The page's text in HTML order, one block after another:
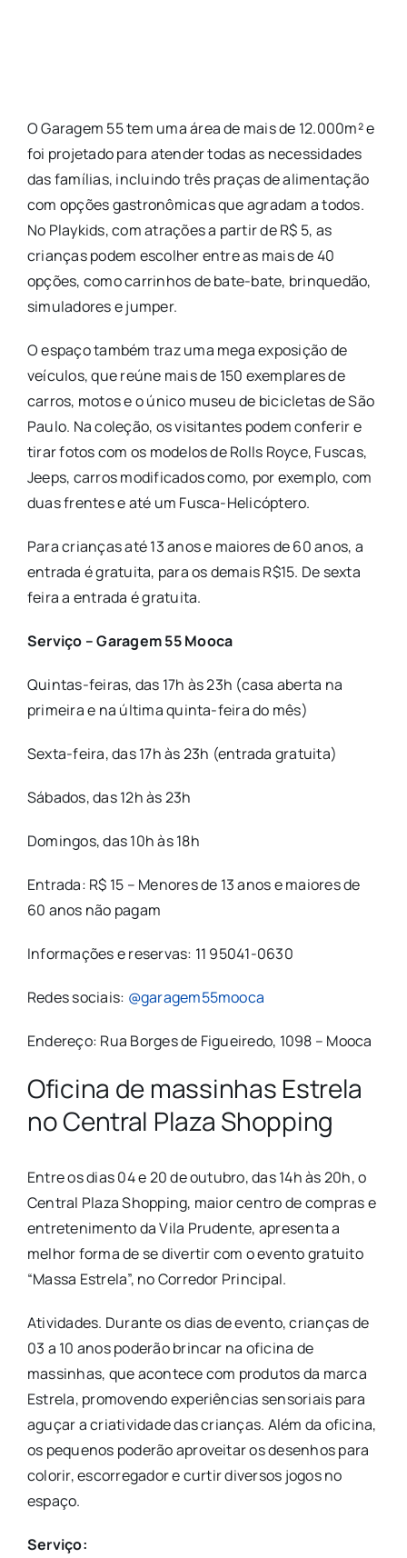
O Garagem 55 tem uma área de mais de 12.000m² e
foi projetado para atender todas as necessidades
das famílias, incluindo três praças de alimentação
com opções gastronômicas que agradam a todos.
No Playkids, com atrações a partir de R$ 5, as
crianças podem escolher entre as mais de 40
opções, como carrinhos de bate-bate, brinquedão,
simuladores e jumper.
O espaço também traz uma mega exposição de
veículos, que reúne mais de 150 exemplares de
carros, motos e o único museu de bicicletas de São
Paulo. Na coleção, os visitantes podem conferir e
tirar fotos com os modelos de Rolls Royce, Fuscas,
Jeeps, carros modificados como, por exemplo, com
duas frentes e até um Fusca-Helicóptero.
Para crianças até 13 anos e maiores de 60 anos, a
entrada é gratuita, para os demais R$15. De sexta
feira a entrada é gratuita.
Serviço – Garagem 55 Mooca
Quintas-feiras, das 17h às 23h (casa aberta na
primeira e na última quinta-feira do mês)
Sexta-feira, das 17h às 23h (entrada gratuita)
Sábados, das 12h às 23h
Domingos, das 10h às 18h
Entrada: R$ 15 – Menores de 13 anos e maiores de
60 anos não pagam
Informações e reservas: 11 95041-0630
Redes sociais: @garagem55mooca
Endereço: Rua Borges de Figueiredo, 1098 – Mooca
Oficina de massinhas Estrela
no Central Plaza Shopping
Entre os dias 04 e 20 de outubro, das 14h às 20h, o
Central Plaza Shopping, maior centro de compras e
entretenimento da Vila Prudente, apresenta a
melhor forma de se divertir com o evento gratuito
“Massa Estrela”, no Corredor Principal.
Atividades. Durante os dias de evento, crianças de
03 a 10 anos poderão brincar na oficina de
massinhas, que acontece com produtos da marca
Estrela, promovendo experiências sensoriais para
aguçar a criatividade das crianças. Além da oficina,
os pequenos poderão aproveitar os desenhos para
colorir, escorregador e curtir diversos jogos no
espaço.
Serviço: